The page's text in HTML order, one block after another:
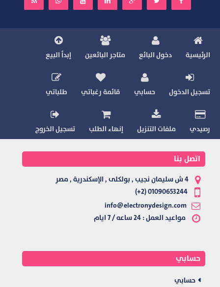
الرئيسية دخول البائع متاجر البائعين إبدأ البيع
تسجيل الدخول حسابي قائمة رغباتي طلباتي
رصيدي ملفات التنزيل إنهاء الطلب تسجيل الخروج
اتصل بنا
info@electronydesign.com
مواعيد العمل : 24 ساعه / 7 ايام
حسابي
حسابي